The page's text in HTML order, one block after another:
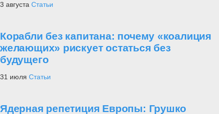
3 августа Статьи
Корабли без капитана: почему «коалиция
желающих» рискует остаться без
будущего
31 июля Статьи
Ядерная репетиция Европы: Грушко